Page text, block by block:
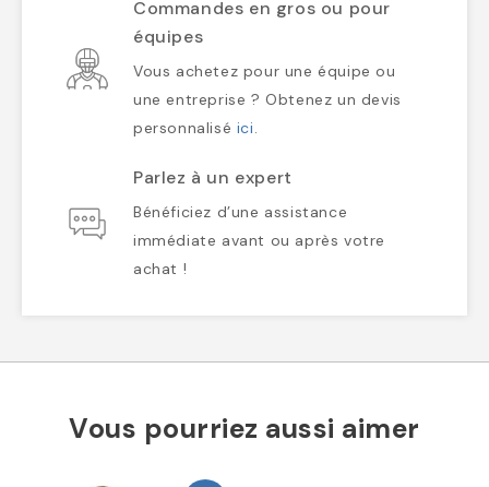
Commandes en gros ou pour
équipes
Vous achetez pour une équipe ou
une entreprise ? Obtenez un devis
personnalisé ici.
Parlez à un expert
Bénéficiez d’une assistance
immédiate avant ou après votre
achat !
Vous pourriez aussi aimer